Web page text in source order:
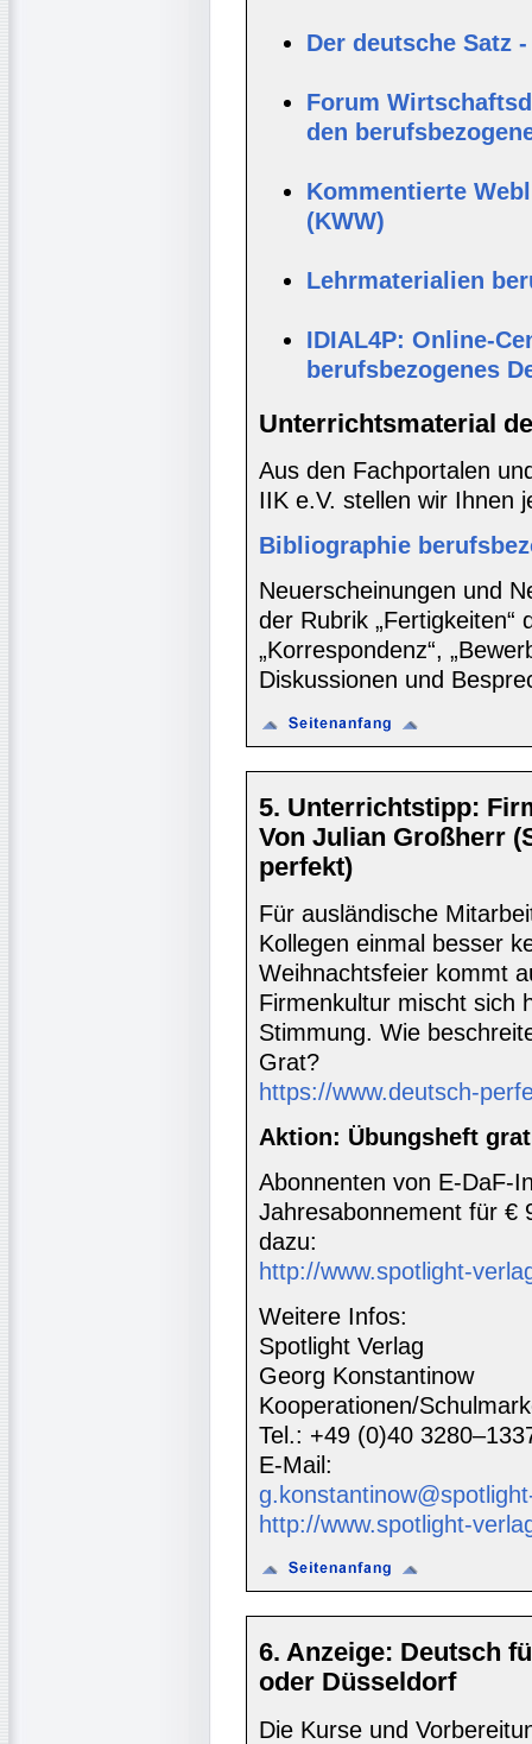
Der deutsche Satz
Forum
den
Kommentierte
(KWW)
Lehrmaterialien
IDIAL4P: Online-
berufsbezogenes
Unterrichtsmaterial
Aus den Fachportalen
IIK e.V. stellen wir Ihnen
Bibliographie
Neuerscheinungen und
der Rubrik „Fertigkeiten“
„Korrespondenz“,
Diskussionen und
5. Unterrichtstipp:
Von Julian Großherr
perfekt)
Für ausländische
Kollegen einmal besser
Weihnachtsfeier kommt
Firmenkultur mischt sich
Stimmung. Wie
Grat?
https://www.deutsch-
Aktion: Übungsheft
Abonnenten von E-DaF-
Jahresabonnement für €
dazu:
http://www.spotlight-
Weitere Infos:
Spotlight Verlag
Georg Konstantinow
Kooperationen/
Tel.: +49 (0)40
E-Mail:
http://www.spotlight-
6. Anzeige: Deutsch
oder Düsseldorf
Die Kurse und